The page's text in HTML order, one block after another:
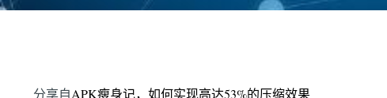
分享自APK瘦身记，如何实现高达53%的压缩效果